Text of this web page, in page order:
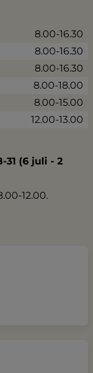
8.00-16.30
8.00-16.30
8.00-16.30
8.00-18.00
8.00-15.00
12.00-13.00
31 (6 juli - 2
12.00.